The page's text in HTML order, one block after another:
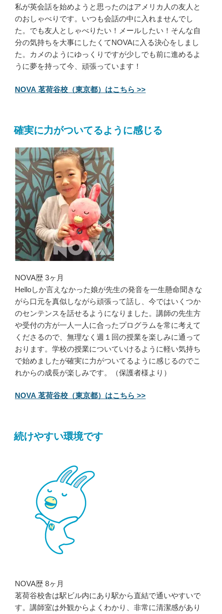
私が英会話を始めようと思ったのはアメリカ人の友人と
のおしゃべりです。いつも会話の中に入れませんでし
た。でも友人としゃべりたい！メールしたい！そんな自
分の気持ちを大事にしたくてNOVAに入る決心をしまし
た。カメのようにゆっくりですが少しでも前に進めるよ
うに夢を持って今、頑張っています！
NOVA 茗荷谷校（東京都）はこちら >>
確実に力がついてるように感じる
NOVA歴 3ヶ月
Helloしか言えなかった娘が先生の発音を一生懸命聞きな
がら口元を真似しながら頑張って話し、今ではいくつか
のセンテンスを話せるようになりました。講師の先生方
や受付の方が一人一人に合ったプログラムを常に考えて
くださるので、無理なく週１回の授業を楽しみに通って
おります。学校の授業についていけるように軽い気持ち
で始めましたが確実に力がついてるように感じるのでこ
れからの成長が楽しみです。（保護者様より）
NOVA 茗荷谷校（東京都）はこちら >>
続けやすい環境です
NOVA歴 8ヶ月
茗荷谷校舎は駅ビル内にあり駅から直結で通いやすいで
す。講師室は外観からよくわかり、非常に清潔感があり